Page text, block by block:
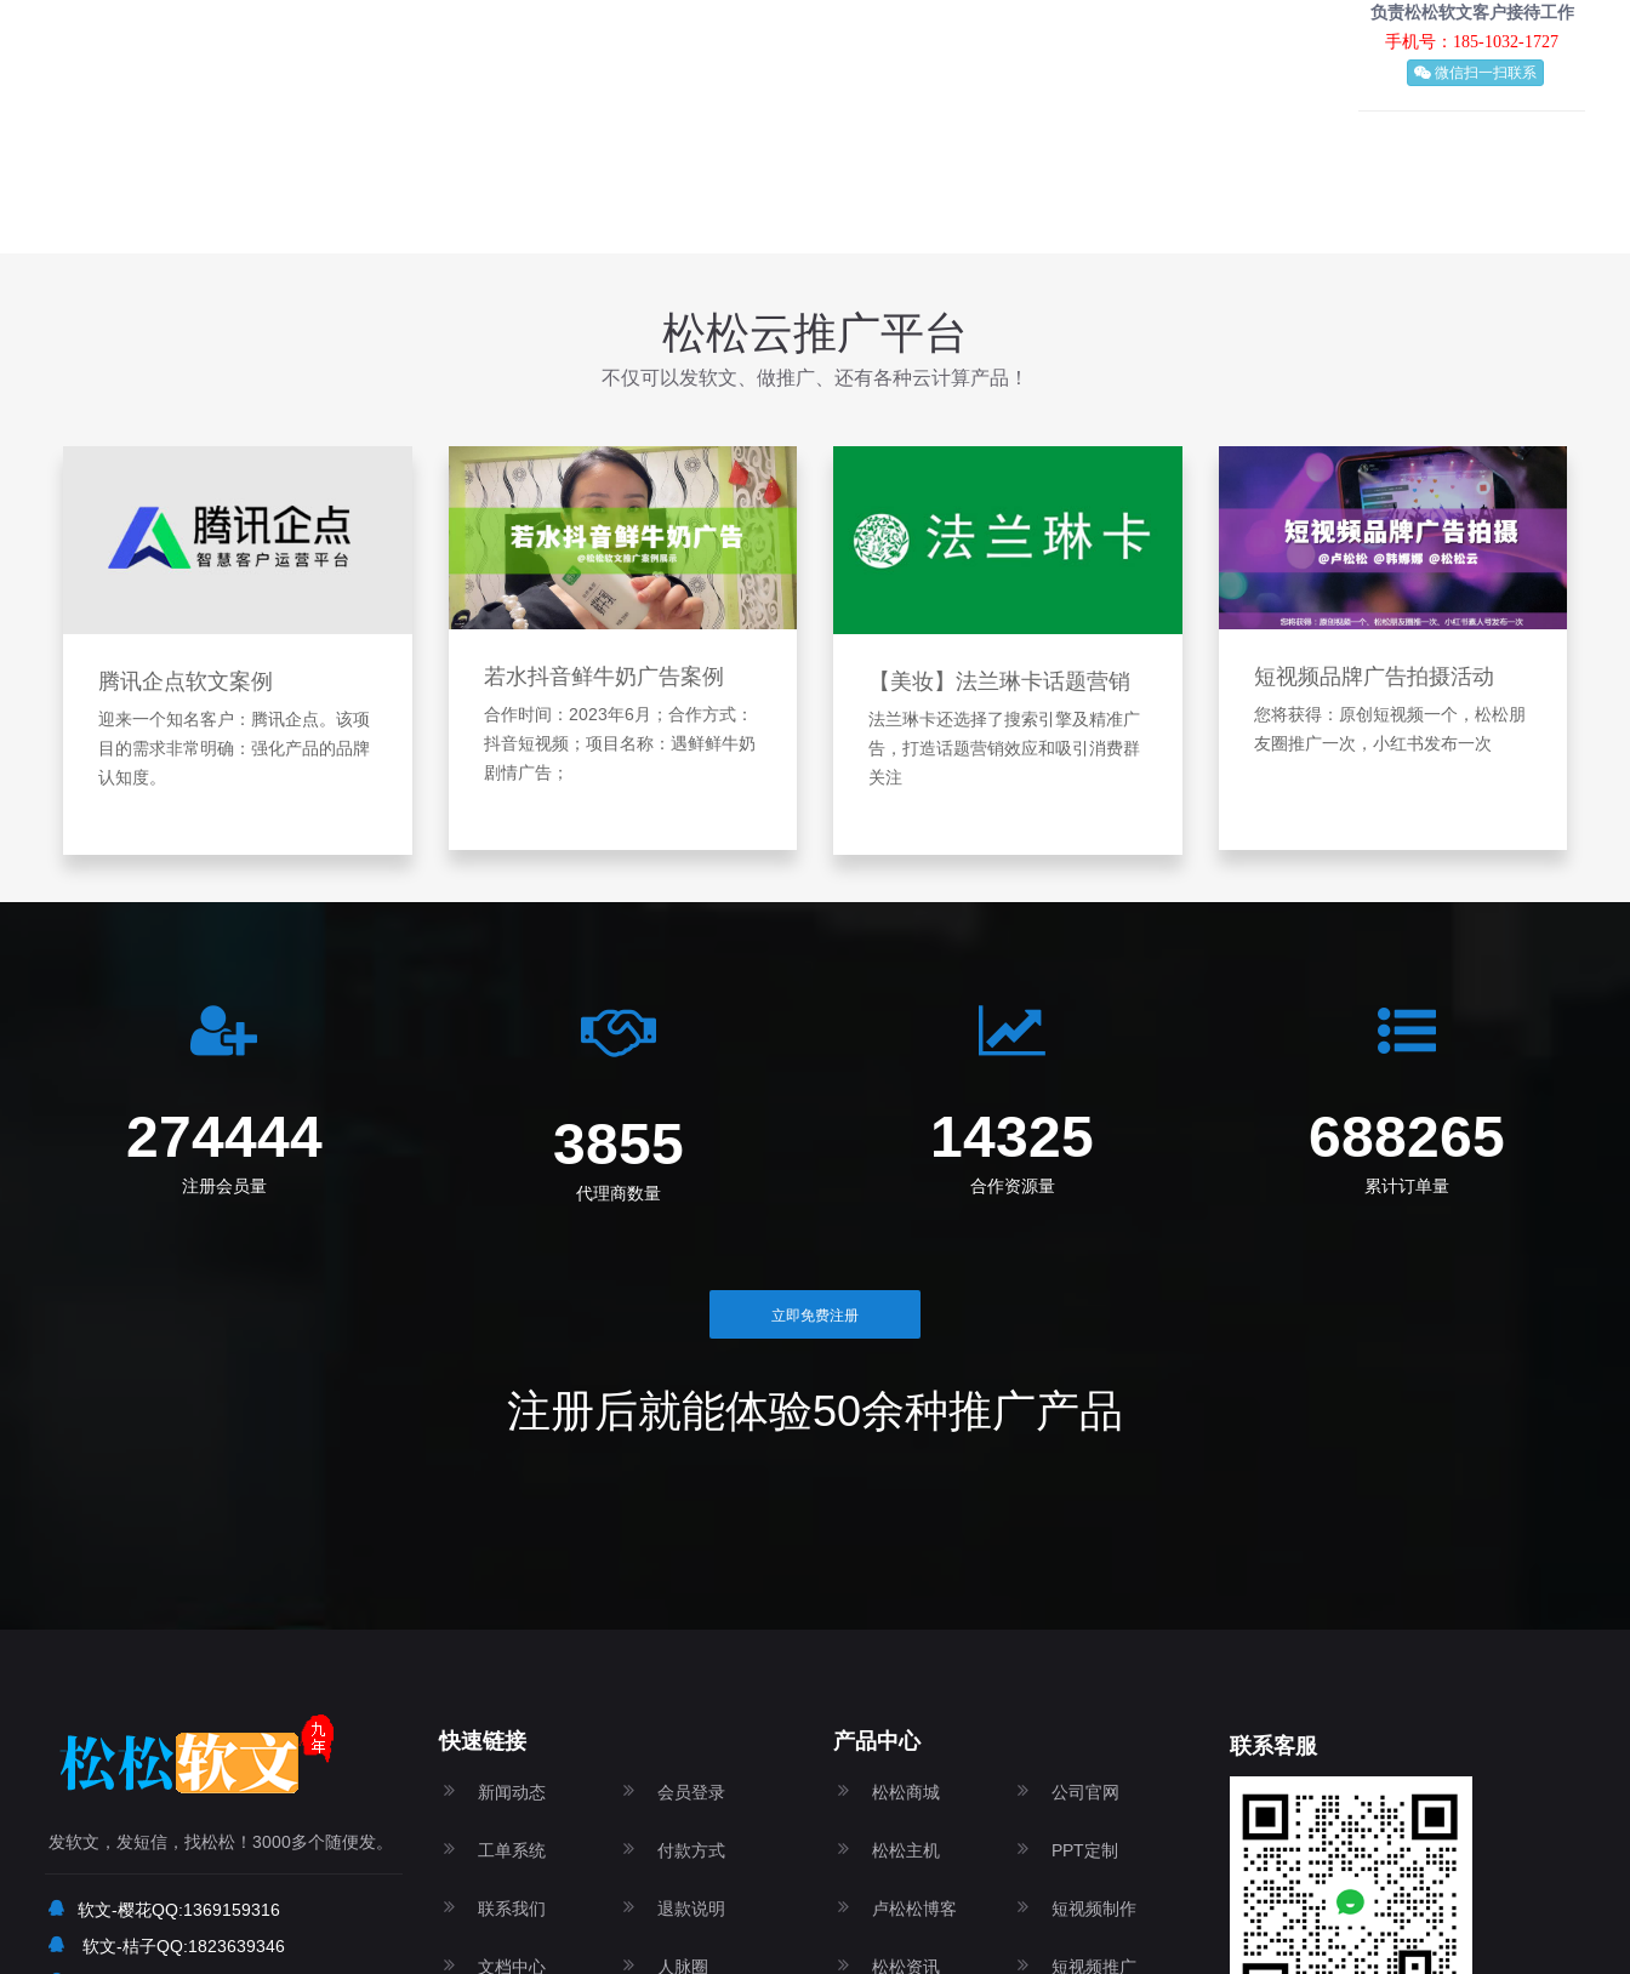
负责松松软文客户接待工作
手机号：185-1032-1727
微信扫一扫联系
松松云推广平台
不仅可以发软文、做推广、还有各种云计算产品！
腾讯企点软文案例
迎来一个知名客户：腾讯企点。该项
目的需求非常明确：强化产品的品牌
认知度。
若水抖音鲜牛奶广告案例
合作时间：2023年6月；合作方式：
抖音短视频；项目名称：遇鲜鲜牛奶
剧情广告；
【美妆】法兰琳卡话题营销
法兰琳卡还选择了搜索引擎及精准广
告，打造话题营销效应和吸引消费群
关注
短视频品牌广告拍摄活动
您将获得：原创短视频一个，松松朋
友圈推广一次，小红书发布一次
274444
注册会员量
3855
代理商数量
14325
合作资源量
688265
累计订单量
立即免费注册
注册后就能体验50余种推广产品
发软文，发短信，找松松！3000多个随便发。
软文-樱花QQ:1369159316
软文-桔子QQ:1823639346
快速链接
新闻动态
工单系统
联系我们
文档中心
会员登录
付款方式
退款说明
人脉圈
产品中心
松松商城
松松主机
卢松松博客
松松资讯
公司官网
PPT定制
短视频制作
短视频推广
联系客服